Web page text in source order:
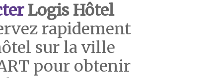
Logis Hôtel
rapidement
sur la ville
pour obtenir